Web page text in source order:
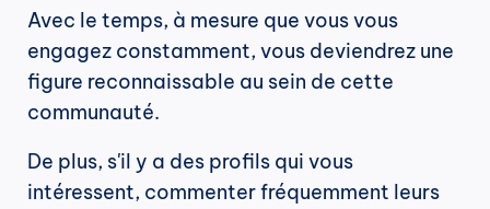
Avec le temps, à mesure que vous vous
engagez constamment, vous deviendrez une
figure reconnaissable au sein de cette
communauté.
De plus, s'il y a des profils qui vous
intéressent, commenter fréquemment leurs